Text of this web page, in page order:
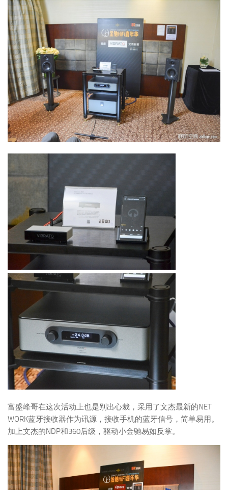
富盛峰哥在这次活动上也是别出心裁，采用了文杰最新的NET
WORK蓝牙接收器作为讯源，接收手机的蓝牙信号，简单易用。
加上文杰的NDP和360后级，驱动小金驰易如反掌。